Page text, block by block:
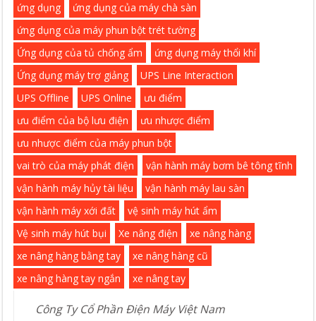
ứng dụng
ứng dụng của máy chà sàn
ứng dụng của máy phun bột trét tường
Ứng dụng của tủ chống ẩm
ứng dụng máy thổi khí
Ứng dụng máy trợ giảng
UPS Line Interaction
UPS Offline
UPS Online
ưu điểm
ưu điểm của bộ lưu điện
ưu nhược điểm
ưu nhược điểm của máy phun bột
vai trò của máy phát điện
vận hành máy bơm bê tông tĩnh
vận hành máy hủy tài liệu
vận hành máy lau sàn
vận hành máy xới đất
vệ sinh máy hút ẩm
Vệ sinh máy hút bụi
Xe nâng điện
xe nâng hàng
xe nâng hàng bằng tay
xe nâng hàng cũ
xe nâng hàng tay ngắn
xe nâng tay
Công Ty Cổ Phần Điện Máy Việt Nam